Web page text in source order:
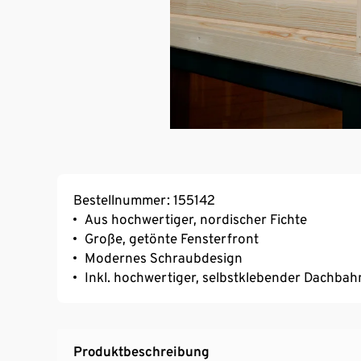
Bestellnummer: 155142
Aus hochwertiger, nordischer Fichte
Große, getönte Fensterfront
Modernes Schraubdesign
Inkl. hochwertiger, selbstklebender
Produktbeschreibung